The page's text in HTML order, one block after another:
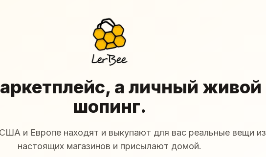
а личный живой
шопинг.
и Европе находят и выкупают для вас реальные вещи из
настоящих магазинов и присылают домой.